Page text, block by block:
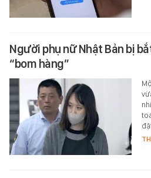
Người phụ nữ Nhật Bản bị
“bom hàng”